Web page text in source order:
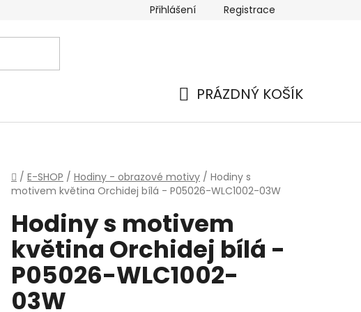
Přihlášení Registrace
PRÁZDNÝ KOŠÍK
Domů
/ E-SHOP / Hodiny - obrazové motivy / Hodiny s
motivem květina Orchidej bílá - P05026-WLC1002-03W
Hodiny s motivem
květina Orchidej bílá -
P05026-WLC1002-
03W